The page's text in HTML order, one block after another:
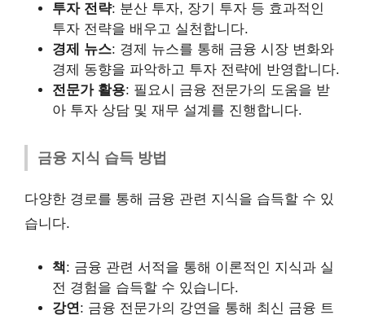
투자 전략: 분산 투자, 장기 투자 등 효과적인
투자 전략을 배우고 실천합니다.
경제 뉴스: 경제 뉴스를 통해 금융 시장 변화와
경제 동향을 파악하고 투자 전략에 반영합니다.
전문가 활용: 필요시 금융 전문가의 도움을 받
아 투자 상담 및 재무 설계를 진행합니다.
금융 지식 습득 방법
다양한 경로를 통해 금융 관련 지식을 습득할 수 있
습니다.
책: 금융 관련 서적을 통해 이론적인 지식과 실
전 경험을 습득할 수 있습니다.
강연 : 금융 전문가의 강연을 통해 최신 금융 트